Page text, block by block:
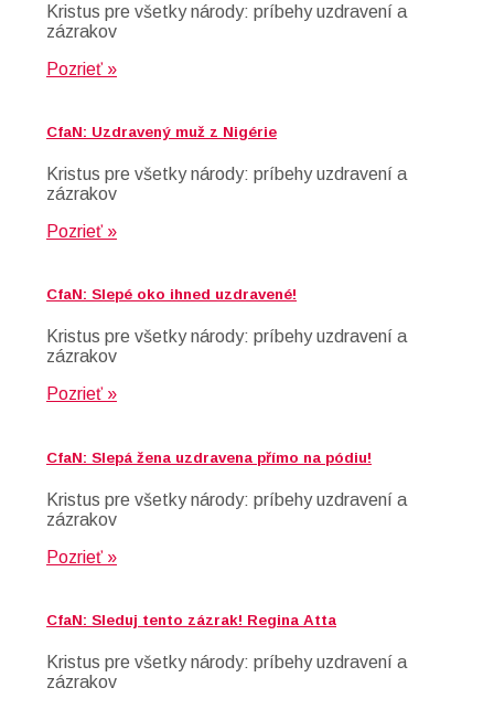
Kristus pre všetky národy: príbehy uzdravení a
zázrakov
Pozrieť »
CfaN: Uzdravený muž z Nigérie
Kristus pre všetky národy: príbehy uzdravení a
zázrakov
Pozrieť »
CfaN: Slepé oko ihned uzdravené!
Kristus pre všetky národy: príbehy uzdravení a
zázrakov
Pozrieť »
CfaN: Slepá žena uzdravena přímo na pódiu!
Kristus pre všetky národy: príbehy uzdravení a
zázrakov
Pozrieť »
CfaN: Sleduj tento zázrak! Regina Atta
Kristus pre všetky národy: príbehy uzdravení a
zázrakov